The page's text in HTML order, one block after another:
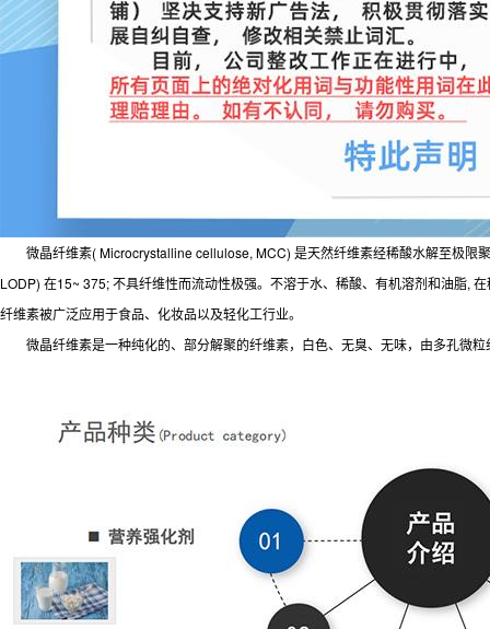
微晶纤维素( Microcrystalline cellulose, MCC) 是天然纤维素经稀酸水解至极限
LODP) 在15~ 375; 不具纤维性而流动性极强。不溶于水、稀酸、有机溶剂和油脂,
纤维素被广泛应用于食品、化妆品以及轻化工行业。
微晶纤维素是一种纯化的、部分解聚的纤维素，白色、无臭、无味，由多孔微粒